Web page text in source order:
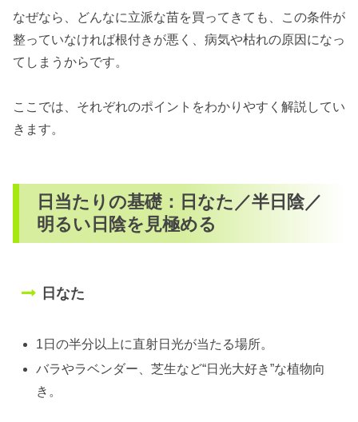
なぜなら、どんなに立派な苗を買ってきても、この条件が
整っていなければ根付きが悪く、病気や枯れの原因になっ
てしまうからです。
ここでは、それぞれのポイントをわかりやすく解説してい
きます。
日当たりの基礎：日なた／半日陰／
明るい日陰を見極める
日なた
1日の半分以上に直射日光が当たる場所。
バラやラベンダー、芝生など“日光大好き”な植物向
き。